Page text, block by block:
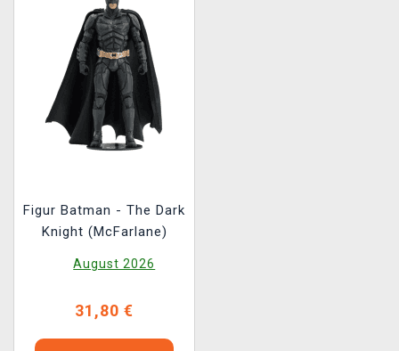
Figur Batman - The Dark
Knight (McFarlane)
August 2026
31,80 €